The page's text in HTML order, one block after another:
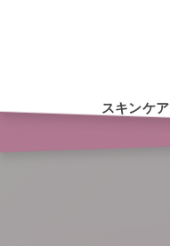
スキンケア